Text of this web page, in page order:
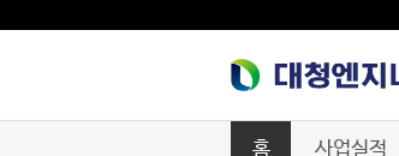
홈 사업실적